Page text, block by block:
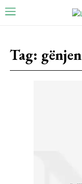
Tag: gënjen